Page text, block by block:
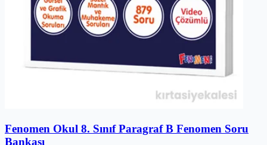
Fenomen Okul 8. Sınıf Paragraf B Fenomen Soru
Bankası